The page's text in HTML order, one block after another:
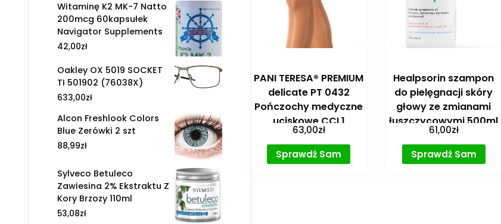
PANI TERESA® PREMIUM
delicate PT 0432
Pończochy medyczne
uciskowe CCL1
63,00zł
Sprawdź Sam
Healpsorin szampon
do pielęgnacji skóry
głowy ze zmianami
łuszczycowymi 500ml
61,00zł
Sprawdź Sam
Witaminę K2 MK-7 Natto
200mcg 60kapsułek
Navigator Supplements
42,00zł
Oakley OX 5019 SOCKET
TI 501902 (76038X)
633,00zł
Alcon Freshlook Colors
Blue Zerówki 2 szt
88,99zł
Sylveco Betuleco
Zawiesina 2% Ekstraktu Z
Kory Brzozy 110ml
53,08zł